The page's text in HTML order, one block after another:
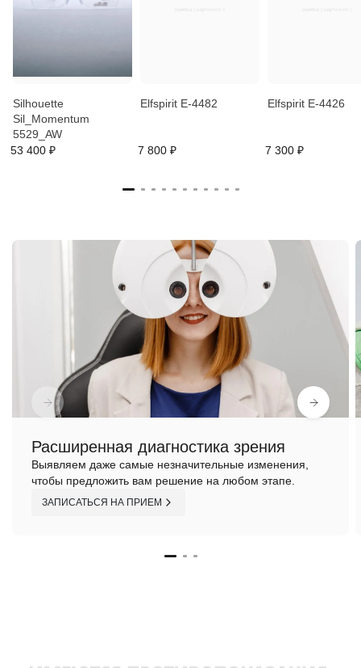
Silhouette
Sil_Momentum
5529_AW
53 400 ₽
Elfspirit E-4482
7 800 ₽
Elfspirit E-4426
7 300 ₽
Расширенная диагностика зрения
Выявляем даже самые незначительные изменения,
чтобы предложить вам решение на любом этапе.
ЗАПИСАТЬСЯ НА ПРИЕМ